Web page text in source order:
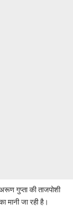
गुप्ता की ताजपोशी
मानी जा रही है।